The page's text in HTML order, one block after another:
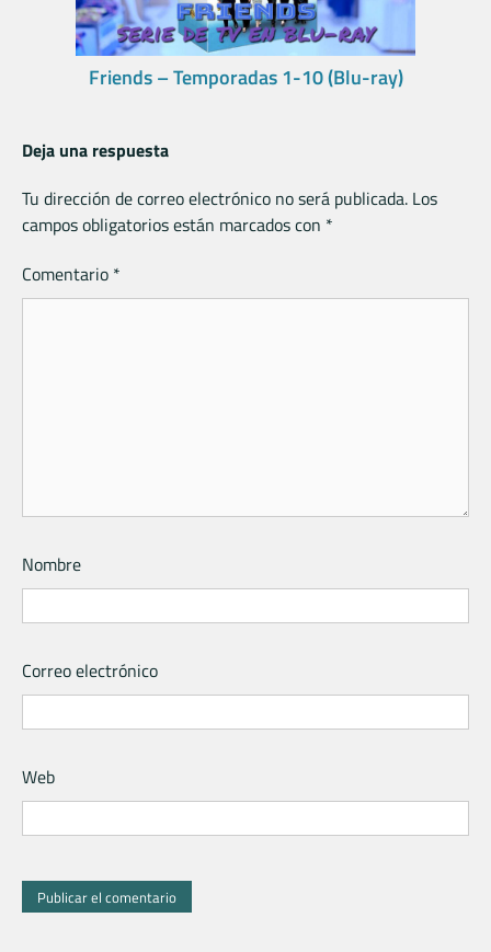
Friends – Temporadas 1-10 (Blu-ray)
Deja una respuesta
Tu dirección de correo electrónico no será publicada. Los
campos obligatorios están marcados con *
Comentario *
Nombre
Correo electrónico
Web